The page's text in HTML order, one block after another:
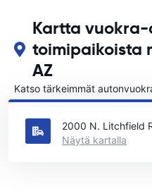
Kartta
toimipaikoista
AZ
Katso tärkeimmät
Goodyear, AZ
2000 N. Litchfield
Näytä kartalla